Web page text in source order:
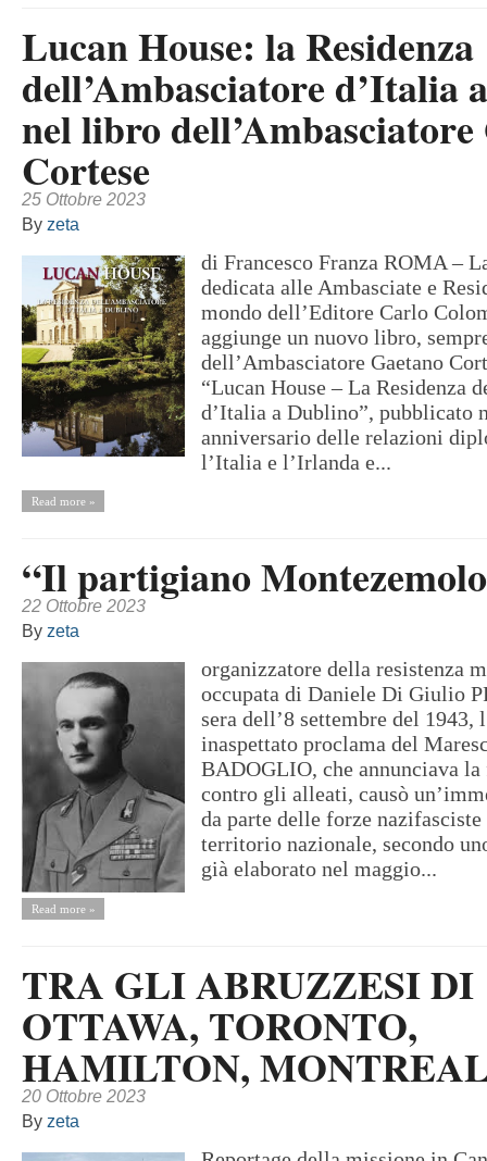
Lucan House: la Residenza
dell’Ambasciatore d’Italia
nel libro dell’Ambasciatore
Cortese
25 Ottobre 2023
By zeta
di Francesco Franza ROMA –
dedicata alle Ambasciate e
mondo dell’Editore Carlo
aggiunge un nuovo libro,
dell’Ambasciatore Gaetano
“Lucan House – La Residenza
d’Italia a Dublino”, pubblicato
anniversario delle relazioni
l’Italia e l’Irlanda e...
Read more »
“Il partigiano
22 Ottobre 2023
By zeta
organizzatore della resistenza
occupata di Daniele Di Giulio
sera dell’8 settembre del 1943,
inaspettato proclama del
BADOGLIO, che annunciava
contro gli alleati, causò
da parte delle forze
territorio nazionale, secondo
già elaborato nel maggio...
Read more »
TRA GLI ABRUZZESI DI
OTTAWA, TORONTO,
HAMILTON,
20 Ottobre 2023
By zeta